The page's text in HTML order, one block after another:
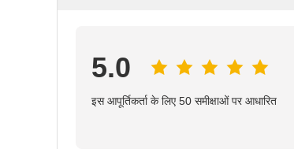
5.0
इस आपूर्तिकर्ता के लिए 50 समीक्षाओं पर आधारित